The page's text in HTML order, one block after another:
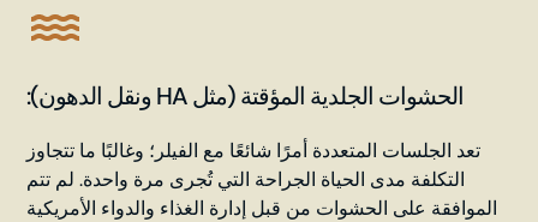
الحشوات الجلدية المؤقتة (مثل HA ونقل الدهون):
تعد الجلسات المتعددة أمرًا شائعًا مع الفيلر؛ وغالبًا ما تتجاوز
التكلفة مدى الحياة الجراحة التي تُجرى مرة واحدة. لم تتم
الموافقة على الحشوات من قبل إدارة الغذاء والدواء الأمريكية